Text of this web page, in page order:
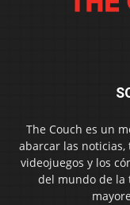
The Couch es un
abarcar las
videojuegos y los
del mundo de la